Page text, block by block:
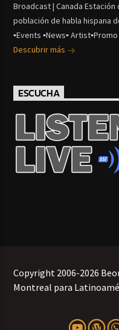
Broadcast | Canada
población de habla hispana
▪Events ▪News▪
Descubrir más
ESCUCHA
Copyright 2006-2026
Montreal para